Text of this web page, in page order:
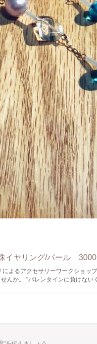
イヤリング/パール 3000
んか。 "バレンタインに負けない
した。 その他パーツも定番のも
と5000円コースで異なります。
ので どうぞお気軽にご参加くださ